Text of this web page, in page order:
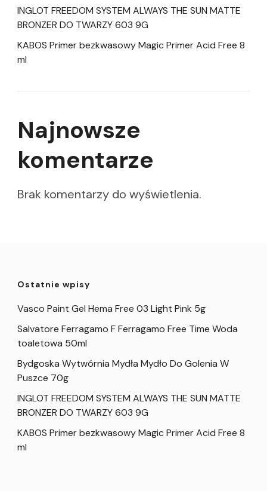
INGLOT FREEDOM SYSTEM ALWAYS THE SUN MATTE
BRONZER DO TWARZY 603 9G
KABOS Primer bezkwasowy Magic Primer Acid Free 8
ml
Najnowsze
komentarze
Brak komentarzy do wyświetlenia.
Ostatnie wpisy
Vasco Paint Gel Hema Free 03 Light Pink 5g
Salvatore Ferragamo F Ferragamo Free Time Woda
toaletowa 50ml
Bydgoska Wytwórnia Mydła Mydło Do Golenia W
Puszce 70g
INGLOT FREEDOM SYSTEM ALWAYS THE SUN MATTE
BRONZER DO TWARZY 603 9G
KABOS Primer bezkwasowy Magic Primer Acid Free 8
ml